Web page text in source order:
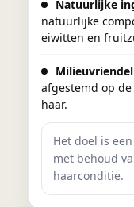
Natuurlijke
natuurlijke
eiwitten en
afgestemd op
haar.
Het doel is
met behoud
haarconditie.